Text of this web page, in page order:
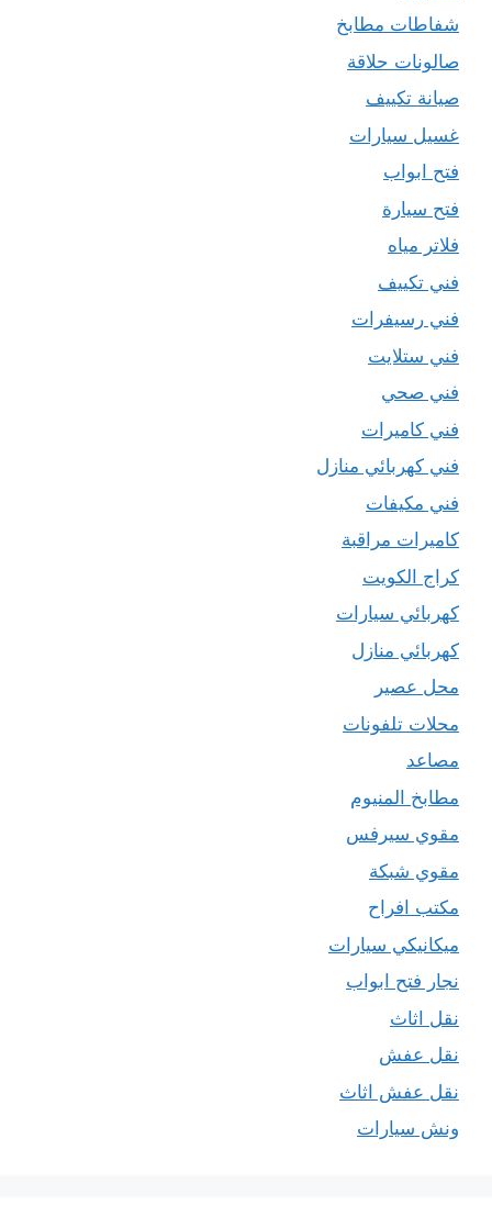
شفاطات مطابخ
صالونات حلاقة
صيانة تكييف
غسيل سيارات
فتح ابواب
فتح سيارة
فلاتر مياه
فني تكييف
فني رسيفرات
فني ستلايت
فني صحي
فني كاميرات
فني كهربائي منازل
فني مكيفات
كاميرات مراقبة
كراج الكويت
كهربائي سيارات
كهربائي منازل
محل عصير
محلات تلفونات
مصاعد
مطابخ المنيوم
مقوي سيرفس
مقوي شبكة
مكتب افراح
ميكانيكي سيارات
نجار فتح ابواب
نقل اثاث
نقل عفش
نقل عفش اثاث
ونش سيارات